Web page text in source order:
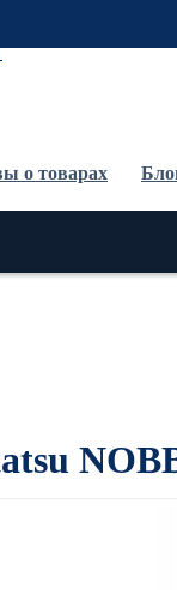
о товарах